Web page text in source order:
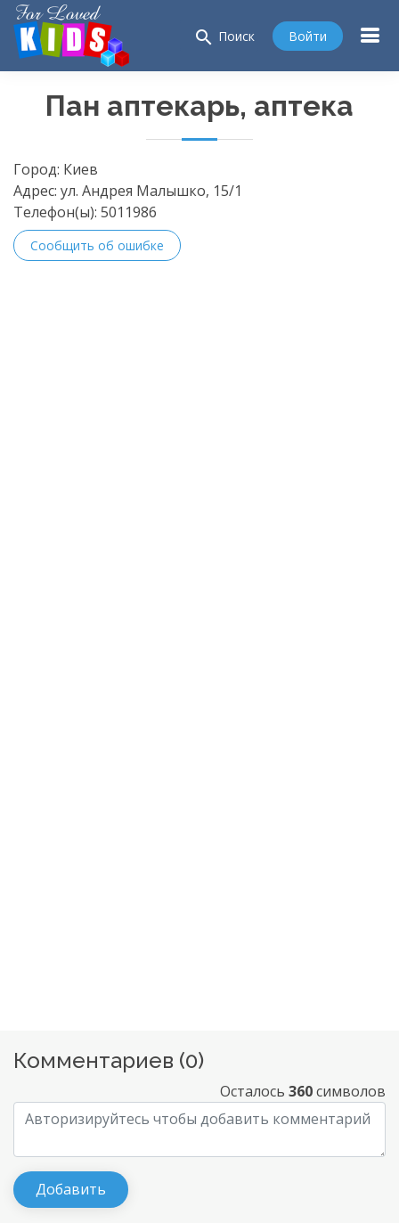
search Поиск Войти
Пан аптекарь, аптека
Город: Киев
Адрес: ул. Андрея Малышко, 15/1
Телефон(ы): 5011986
Сообщить об ошибке
Комментариев (0)
Осталось 360символов